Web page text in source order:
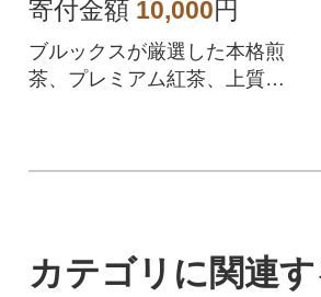
寄付金額 10,000円
ブルックスが厳選した本格煎
茶、プレミアム紅茶、上質な
カテゴリに関連